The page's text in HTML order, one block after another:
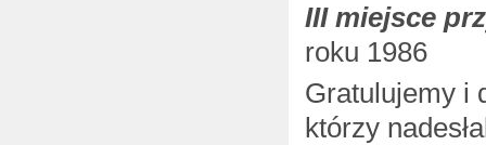
III miejsce
roku 1986
Gratulujemy i
którzy